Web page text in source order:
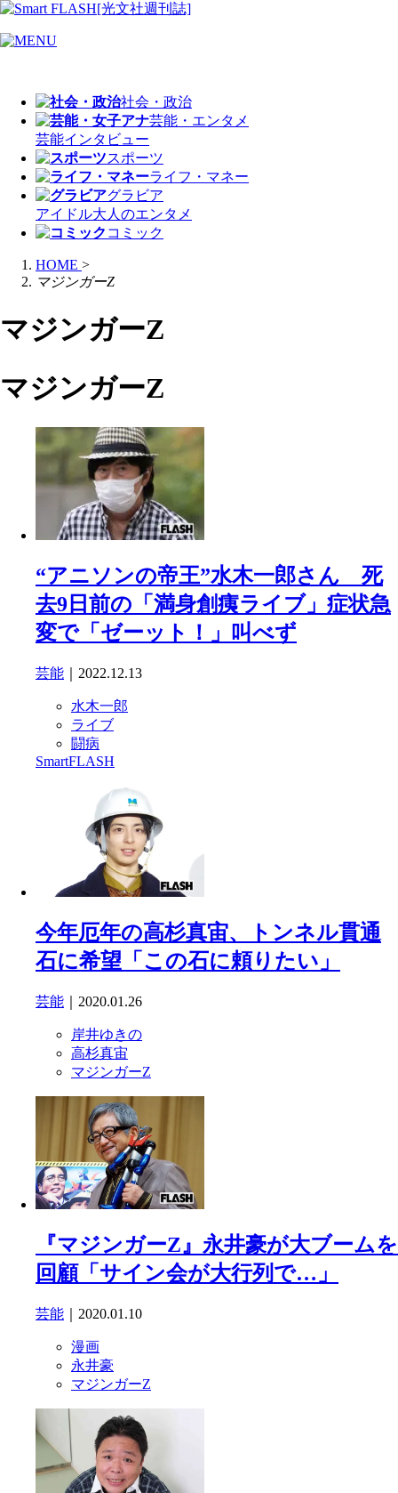
社会・政治
芸能・エンタメ
芸能インタビュー
スポーツ
ライフ・マネー
グラビア
アイドル大人のエンタメ
コミック
HOME >
マジンガーZ
マジンガーZ
マジンガーZ
“アニソンの帝王”水木一郎さん 死
去9日前の「満身創痍ライブ」症状急
変で「ゼーット！」叫べず
芸能 ｜2022.12.13
水木一郎
ライブ
闘病
SmartFLASH
今年厄年の高杉真宙、トンネル貫通
石に希望「この石に頼りたい」
芸能 ｜2020.01.26
岸井ゆきの
高杉真宙
マジンガーZ
『マジンガーZ』永井豪が大ブームを
回顧「サイン会が大行列で…」
芸能 ｜2020.01.10
漫画
永井豪
マジンガーZ